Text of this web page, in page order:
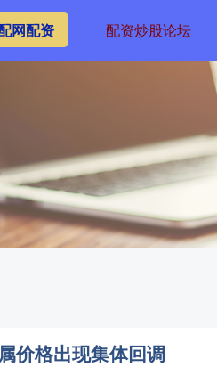
网配资 配资炒股论坛
价格出现集体回调